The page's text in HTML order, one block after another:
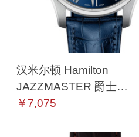
汉米尔顿 Hamilton
JAZZMASTER 爵士
H42535640 机械
￥7,075